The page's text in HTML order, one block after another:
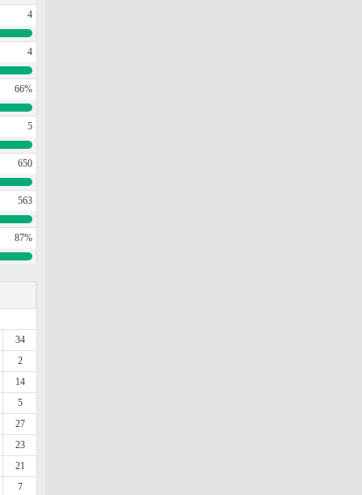
4
4
66%
5
650
563
87%
34
2
14
5
27
23
21
7